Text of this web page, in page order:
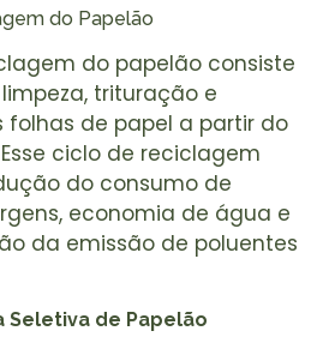
do Papelão
do papelão consiste
trituração e
folhas de papel a partir do
ciclo de reciclagem
do consumo de
economia de água e
da emissão de poluentes
Seletiva de Papelão